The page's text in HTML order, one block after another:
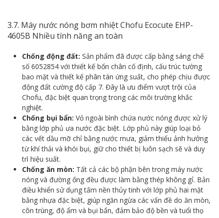
3.7. Máy nước nóng bơm nhiệt Chofu Ecocute EHP-
4605B Nhiều tính năng an toàn
Chống động đất: Sản phẩm đã được cấp bằng sáng chế
số 6052854 với thiết kế bốn chân cố định, cấu trúc tường
bao mặt và thiết kế phân tán ứng suất, cho phép chịu được
động đất cường độ cấp 7. Đây là ưu điểm vượt trội của
Chofu, đặc biệt quan trọng trong các môi trường khắc
nghiệt.
Chống bụi bẩn: Vỏ ngoài bình chứa nước nóng được xử lý
bằng lớp phủ ưa nước đặc biệt. Lớp phủ này giúp loại bỏ
các vết dầu mỡ chỉ bằng nước mưa, giảm thiểu ảnh hưởng
từ khí thải và khói bụi, giữ cho thiết bị luôn sạch sẽ và duy
trì hiệu suất.
Chống ăn mòn: Tất cả các bộ phận bên trong máy nước
nóng và đường ống đều được làm bằng thép không gỉ. Bản
điều khiển sử dụng tấm nền thủy tinh với lớp phủ hai mặt
bằng nhựa đặc biệt, giúp ngăn ngừa các vấn đề do ăn mòn,
côn trùng, độ ẩm và bụi bẩn, đảm bảo độ bền và tuổi thọ